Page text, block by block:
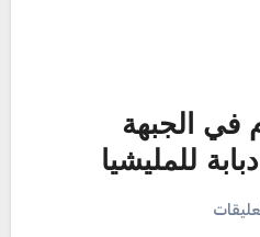
في الجبهة
للمليشيا